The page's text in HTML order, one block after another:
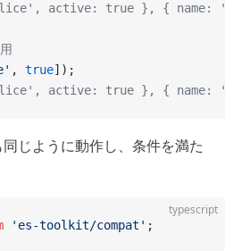
active: true }, {
, true]);
active: true }, {
じように動作し、条件を満た
typescript
'es-toolkit/compat' ;